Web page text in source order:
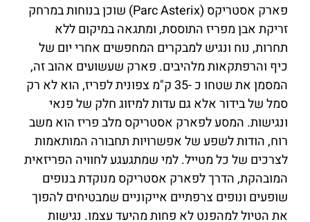
פארק אסטריקס (Parc Asterix) שוכן בנוחות במרחק
זריקת אבן מפריז התוססת, ומתגאה במיקום ללא
תחרות, נוח ונגיש למבקרים המחפשים אחרי יום של
כיף והרפתקאות מלהיבים. פארק שעשועים אהוב זה,
המסמן את שטחו כ -35 ק"מ צפונית לפריז, הוא לא רק
סמל של בידור אלא גם עדות למיזוג חלק של פנאי
ונגישות. המסע לפארק אסטריקס מלב פריז הוא משב
רוח, הודות לשפע של אפשרויות תחבורה המותאמות
לצרכים של כל מטייל. למי שמתגעגע לחוויה הפריזאית
המובהקת, הדרך לפארק אסטריקס מנוקדת בנופים
שופעים ונופים צרפתיים אייקוניים שמבטיחים להפוך
את הטיול למהפנט לא פחות מהיעד עצמו. נגישות